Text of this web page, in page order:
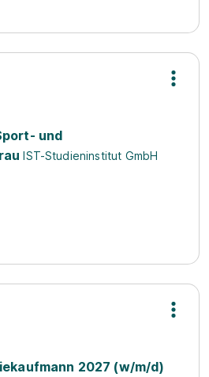
und
IST-Studieninstitut GmbH
2027 (w/m/d)